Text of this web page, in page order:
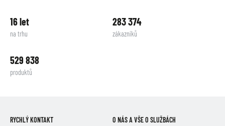
16 let
na trhu
283 374
zákazníků
529 838
produktů
RYCHLÝ KONTAKT O NÁS A VŠE O SLUŽBÁCH